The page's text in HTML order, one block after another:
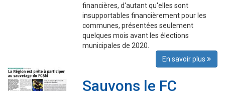
financières, d'autant qu'elles sont
insupportables financièrement pour les
communes, présentées seulement
quelques mois avant les élections
municipales de 2020.
En savoir plus
Sauvons le FC